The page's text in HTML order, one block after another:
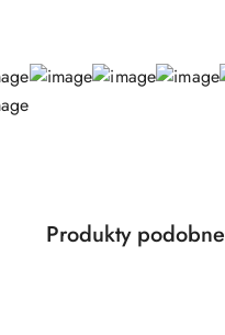
produktów
Produkty
Produkty podobne